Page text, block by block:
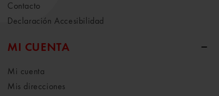
Contacto
Declaración Accesibilidad
MI CUENTA
Mi cuenta
Mis direcciones